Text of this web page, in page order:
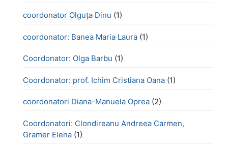
coordonator Olguța Dinu (1)
coordonator: Banea Maria Laura (1)
Coordonator: Olga Barbu (1)
Coordonator: prof. Ichim Cristiana Oana (1)
coordonatori Diana-Manuela Oprea (2)
Coordonatori: Clondireanu Andreea Carmen,
Gramer Elena (1)